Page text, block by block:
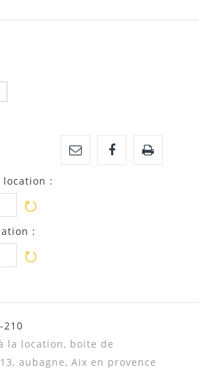
location :
:
210
la location, boite de
aubagne, Aix en provence